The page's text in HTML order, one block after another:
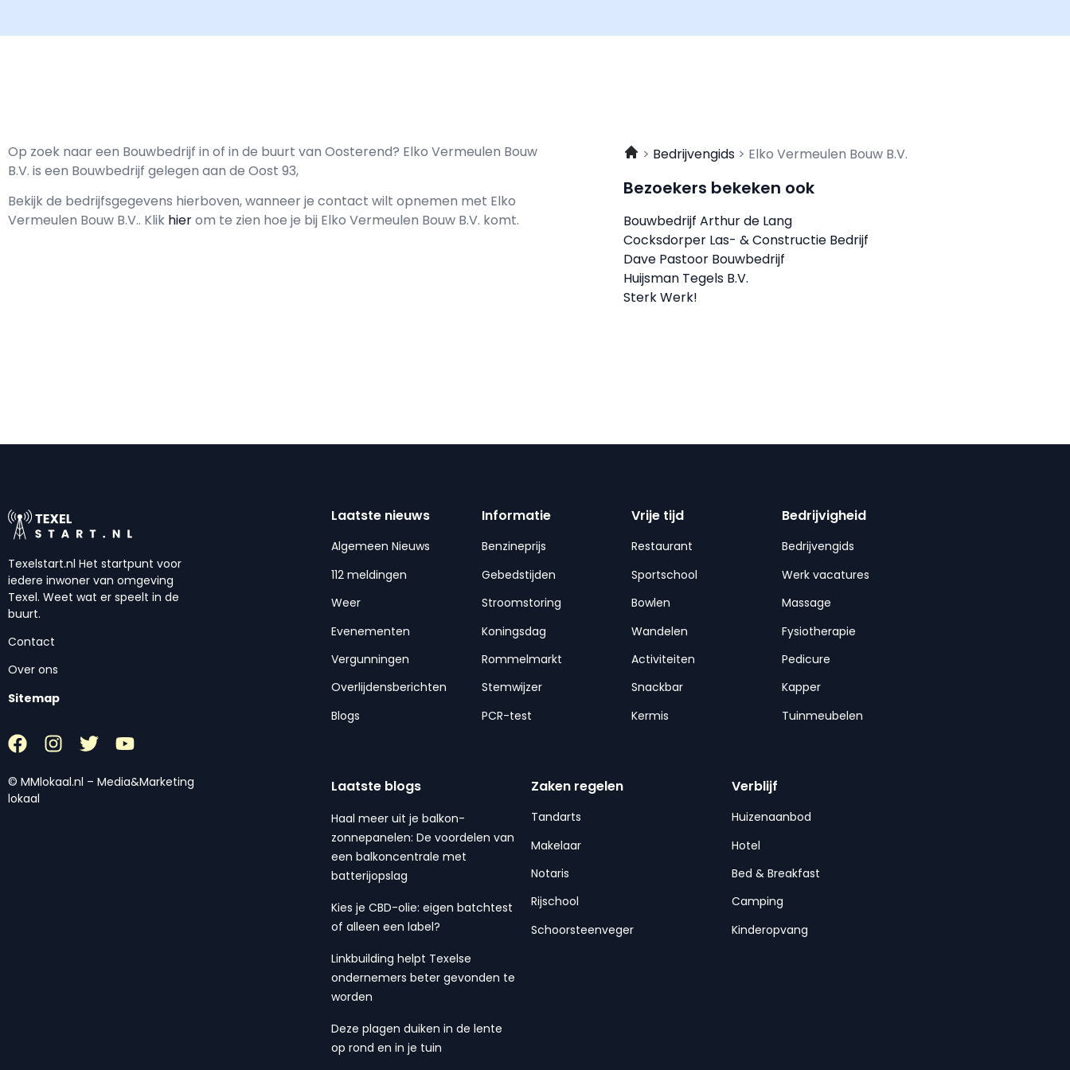
Op zoek naar een Bouwbedrijf in of in de buurt van Oosterend? Elko Vermeulen Bouw
B.V. is een Bouwbedrijf gelegen aan de Oost 93,
Bekijk de bedrijfsgegevens hierboven, wanneer je contact wilt opnemen met Elko
Vermeulen Bouw B.V.. Klik hierom te zien hoe je bij Elko Vermeulen Bouw B.V. komt.
Bedrijvengids Elko Vermeulen Bouw B.V.
Bezoekers bekeken ook
Bouwbedrijf Arthur de Lang
Cocksdorper Las- & Constructie Bedrijf
Dave Pastoor Bouwbedrijf
Huijsman Tegels B.V.
Sterk Werk!
Texelstart.nl Het startpunt voor
iedere inwoner van omgeving
Texel. Weet wat er speelt in de
buurt.
Contact
Over ons
Sitemap
© MMlokaal.nl – Media&Marketing
lokaal
Laatste nieuws
Algemeen Nieuws
112 meldingen
Weer
Evenementen
Vergunningen
Overlijdensberichten
Blogs
Informatie
Benzineprijs
Gebedstijden
Stroomstoring
Koningsdag
Rommelmarkt
Stemwijzer
PCR-test
Vrije tijd
Restaurant
Sportschool
Bowlen
Wandelen
Activiteiten
Snackbar
Kermis
Bedrijvigheid
Bedrijvengids
Werk vacatures
Massage
Fysiotherapie
Pedicure
Kapper
Tuinmeubelen
Laatste blogs
Haal meer uit je balkon-
zonnepanelen: De voordelen van
een balkoncentrale met
batterijopslag
Kies je CBD-olie: eigen batchtest
of alleen een label?
Linkbuilding helpt Texelse
ondernemers beter gevonden te
worden
Deze plagen duiken in de lente
op rond en in je tuin
Zaken regelen
Tandarts
Makelaar
Notaris
Rijschool
Schoorsteenveger
Verblijf
Huizenaanbod
Hotel
Bed & Breakfast
Camping
Kinderopvang